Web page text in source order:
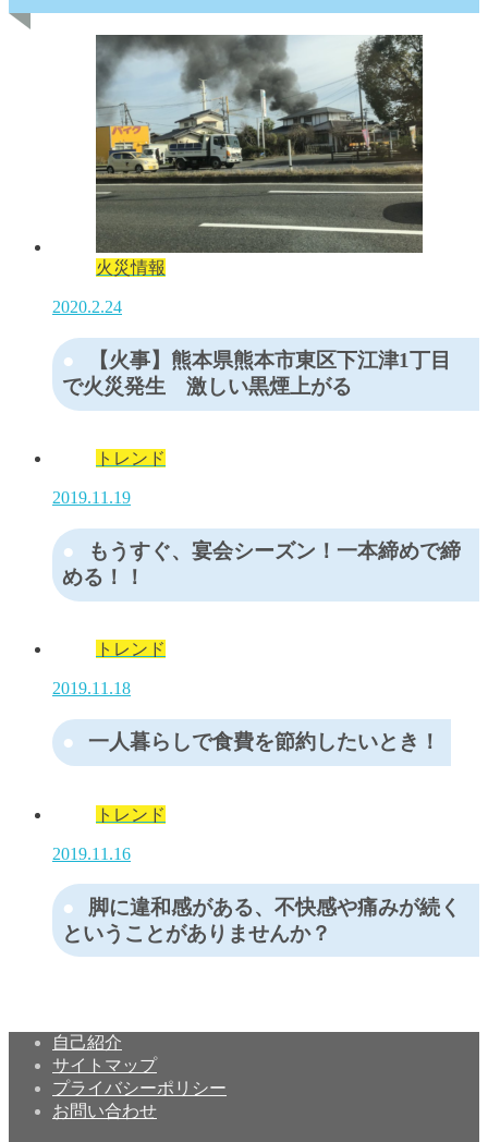
火災情報
2020.2.24
【火事】熊本県熊本市東区下江津1丁目
で火災発生 激しい黒煙上がる
トレンド
2019.11.19
もうすぐ、宴会シーズン！一本締めで締
める！！
トレンド
2019.11.18
一人暮らしで食費を節約したいとき！
トレンド
2019.11.16
脚に違和感がある、不快感や痛みが続く
ということがありませんか？
自己紹介
サイトマップ
プライバシーポリシー
お問い合わせ